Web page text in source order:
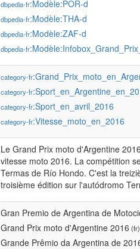
dbpedia-fr:Modèle:POR-d
dbpedia-fr:Modèle:THA-d
dbpedia-fr:Modèle:ZAF-d
dbpedia-fr
category-fr
category-fr
category-fr:Sport_en_avril_2016
category-fr:Vitesse_moto_en_2016
Le Grand Prix moto d'Argentine
vitesse moto 2016. La compétition
Termas de Río Hondo. C'est la
troisième édition sur l'autódromo
Gran Premio de Argentina de
Grand Prix moto d'Argentine 2016 (fr)
Grande Prêmio da Argentina de